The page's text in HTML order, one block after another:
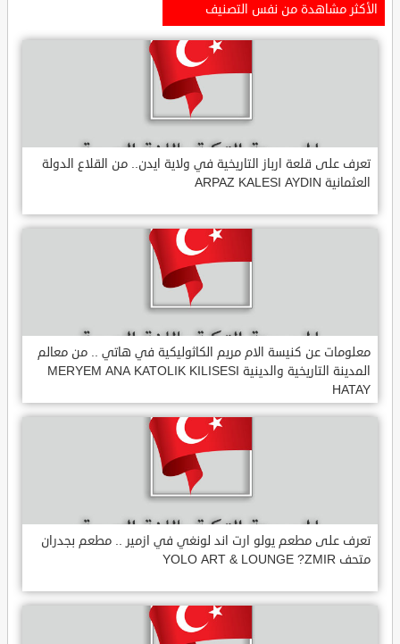
الأكثر مشاهدة من نفس التصنيف
تعرف على قلعة ارباز التاريخية في ولاية ايدن.. من القلاع الدولة
العثمانية ARPAZ KALESI AYDIN
معلومات عن كنيسة الام مريم الكاثوليكية في هاتي .. من معالم
المدينة التاريخية والدينية MERYEM ANA KATOLIK KILISESI
HATAY
تعرف على مطعم يولو ارت اند لونغي في ازمير .. مطعم بجدران
متحف YOLO ART & LOUNGE ?ZMIR